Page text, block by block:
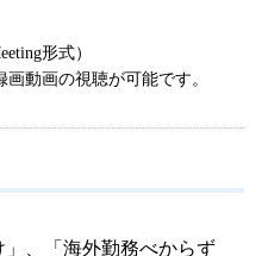
形式）
動画の視聴が可能です。
」、「海外勤務べからず